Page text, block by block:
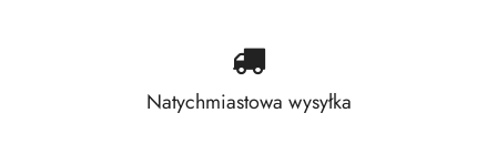
Natychmiastowa wysyłka